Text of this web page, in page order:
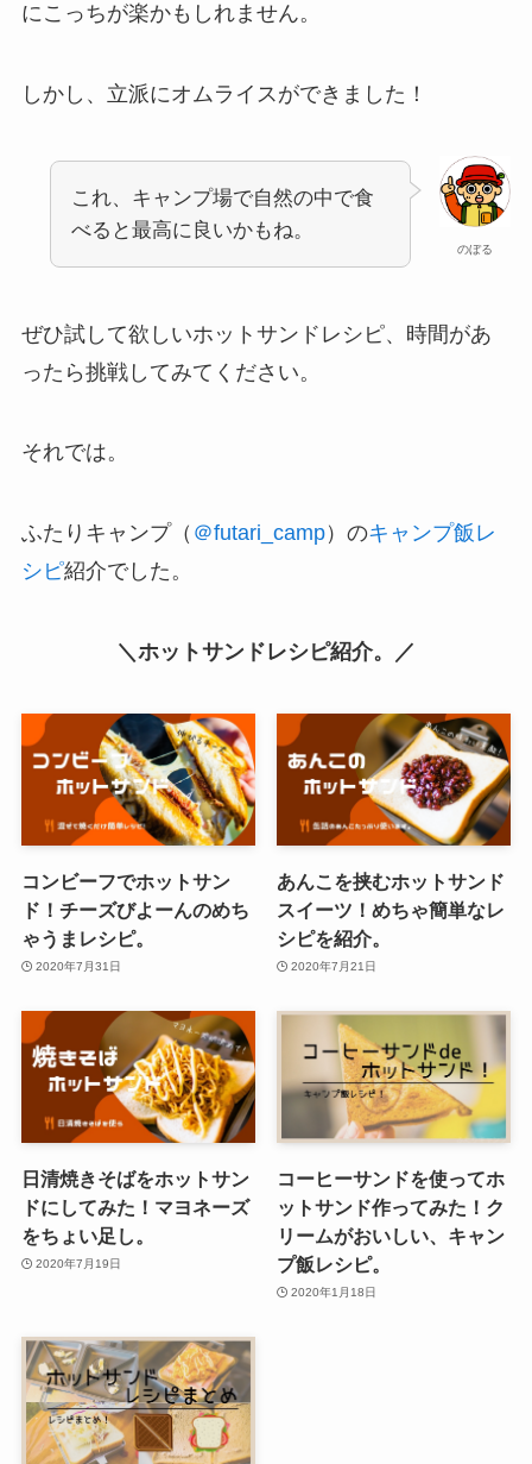
にこっちが楽かもしれません。
しかし、立派にオムライスができました！
のぼる
これ、キャンプ場で自然の中で食
べると最高に良いかもね。
ぜひ試して欲しいホットサンドレシピ、時間があ
ったら挑戦してみてください。
それでは。
ふたりキャンプ（ ＠futari_camp）のキャンプ飯レ
シピ紹介でした。
＼ホットサンドレシピ紹介。／
コンビーフでホットサン
ド！チーズびよーんのめち
ゃうまレシピ。
2020年7月31日
あんこを挟むホットサンド
スイーツ！めちゃ簡単なレ
シピを紹介。
2020年7月21日
日清焼きそばをホットサン
ドにしてみた！マヨネーズ
をちょい足し。
2020年7月19日
コーヒーサンドを使ってホ
ットサンド作ってみた！ク
リームがおいしい、キャン
プ飯レシピ。
2020年1月18日